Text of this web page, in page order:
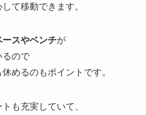
て移動できます。
ースやベンチが
るので
めるのもポイントです。
も充実していて、